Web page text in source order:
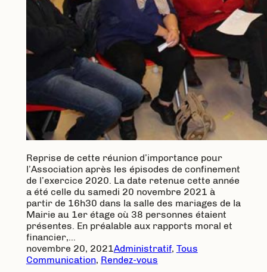
Reprise de cette réunion d’importance pour
l’Association après les épisodes de confinement
de l’exercice 2020. La date retenue cette année
a été celle du samedi 20 novembre 2021 à
partir de 16h30 dans la salle des mariages de la
Mairie au 1er étage où 38 personnes étaient
présentes. En préalable aux rapports moral et
financier,…
novembre 20, 2021Administratif, Tous
Communication, Rendez-vous